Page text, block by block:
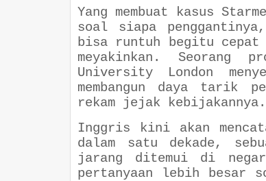
Yang membuat kasus
soal siapa
bisa runtuh begitu cepat
meyakinkan.
University London
membangun daya
rekam jejak kebijakannya.
Inggris kini akan
dalam satu dekade,
jarang ditemui di
pertanyaan lebih besar